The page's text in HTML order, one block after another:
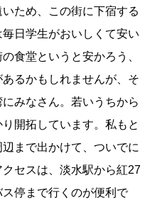
ため、この街に下宿する
日学生がおいしくて安い
食堂というと安かろう、
るかもしれませんが、そ
みなさん。若いうちから
開拓しています。私もと
まで出かけて、ついでに
セスは、淡水駅から紅27
停まで行くのが便利で